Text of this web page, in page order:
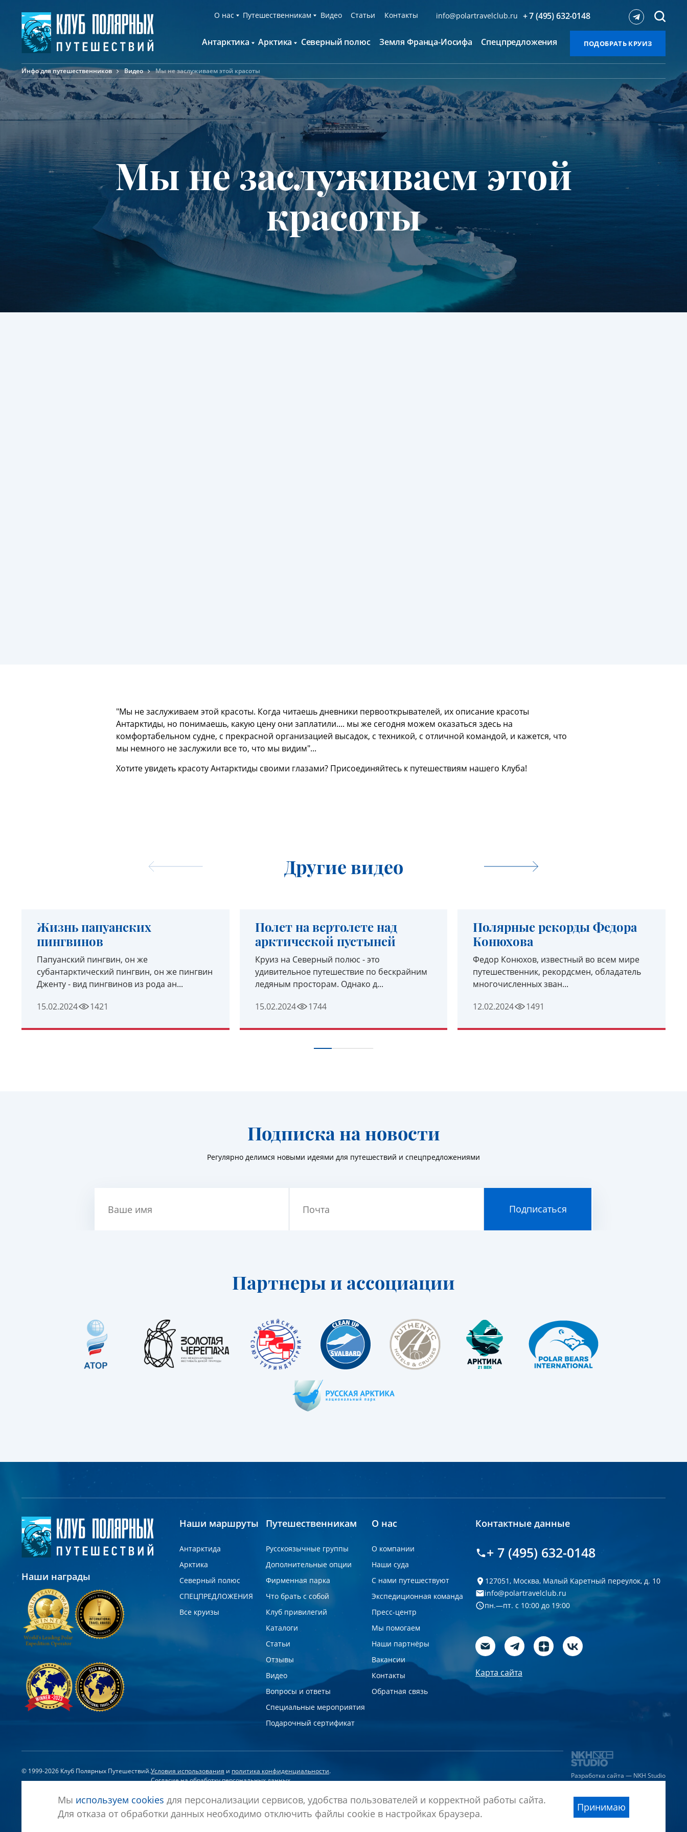
О нас
О компании
С нами путешествуют
Экспедиционная команда
Пресс-центр
Мы помогаем
Наши партнёры
Вакансии
Контакты
Обратная связь
Путешественникам
Русскоязычные группы
Наши суда
Дополнительные опции
Фирменная парка
Что брать с собой
Клуб привилегий
Каталоги
Отзывы
Вопросы и ответы
Специальные мероприятия
Подарочный сертификат
Видео Статьи Контакты info@polartravelclub.ru + 7 (495) 632-0148
Антарктика
Антарктида и Южный полярный круг
Континент Антарктида Классика
Континент Антарктида Новый год
Фолклендские о-ва и Южная Георгия
Фолклендские о-ва, Южная Георгия и
Антарктида
Арктика
Гренландия
Исландия
Шпицберген
Северный полюс Земля Франца-Иосифа Спецпредложения ПОДОБРАТЬ КРУИЗ
Инфо для путешественников Видео Мы не заслуживаем этой красоты
Мы не заслуживаем этой
красоты
"Мы не заслуживаем этой красоты. Когда читаешь дневники первооткрывателей, их описание красоты
Антарктиды, но понимаешь, какую цену они заплатили.... мы же сегодня можем оказаться здесь на
комфортабельном судне, с прекрасной организацией высадок, с техникой, с отличной командой, и кажется, что
мы немного не заслужили все то, что мы видим"...
Хотите увидеть красоту Антарктиды своими глазами? Присоединяйтесь к путешествиям нашего Клуба!
Другие видео
Жизнь папуанских
пингвинов
Папуанский пингвин, он же
субантарктический пингвин, он же пингвин
Дженту - вид пингвинов из рода ан...
15.02.2024
1421
УЗНАТЬ ПОДРОБНЕЕ
Полет на вертолете над
арктической пустыней
Круиз на Северный полюс - это
удивительное путешествие по бескрайним
ледяным просторам. Однако д...
15.02.2024
1744
УЗНАТЬ ПОДРОБНЕЕ
Полярные рекорды Федора
Конюхова
Федор Конюхов, известный во всем мире
путешественник, рекордсмен, обладатель
многочисленных зван...
12.02.2024
1491
УЗНАТЬ ПОДРОБНЕЕ
Подписка на новости
Регулярно делимся новыми идеями для путешествий и спецпредложениями
Ваше имя Почта Подписаться
Партнеры и ассоциации
Наши награды
Наши маршруты
Антарктида
Арктика
Северный полюс
СПЕЦПРЕДЛОЖЕНИЯ
Все круизы
Путешественникам
Русскоязычные группы
Дополнительные опции
Фирменная парка
Что брать с собой
Клуб привилегий
Каталоги
Статьи
Отзывы
Видео
Вопросы и ответы
Специальные мероприятия
Подарочный сертификат
О нас
О компании
Наши суда
С нами путешествуют
Экспедиционная команда
Пресс-центр
Мы помогаем
Наши партнёры
Вакансии
Контакты
Обратная связь
Контактные данные
+ 7 (495) 632-0148
127051, Москва, Малый Каретный переулок, д. 10
info@polartravelclub.ru
пн.—пт. с 10:00 до 19:00
Карта сайта
© 1999-2026 Клуб Полярных Путешествий.Условия использования и политика конфиденциальности.
Согласие на обработку персональных данных
Разработка сайта — NKH Studio
Мы используем cookies для персонализации сервисов, удобства пользователей и корректной работы сайта.
Для отказа от обработки данных необходимо отключить файлы cookie в настройках браузера.
Принимаю